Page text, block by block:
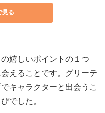
見る
嬉しいポイントの１つ
えることです。グリーテ
キャラクターと出会うこ
でした。